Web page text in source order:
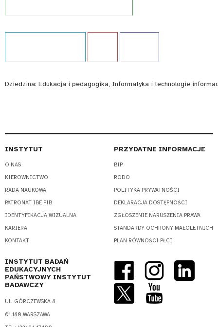
Dziedzina: Edukacja i pedagogika, Informatyka i technologie
INSTYTUT
O NAS
KIEROWNICTWO
RADA NAUKOWA
PATRONAT IBE PIB
IDENTYFIKACJA WIZUALNA
KARIERA
KONTAKT
PRZYDATNE INFORMACJE
BIP
RODO
POLITYKA PRYWATNOŚCI
DEKLARACJA DOSTĘPNOŚCI
ZGŁOSZENIE NARUSZENIA PRAWA
STANDARDY OCHRONY MAŁOLETNICH
PLAN RÓWNOŚCI PŁCI
INSTYTUT BADAŃ
EDUKACYJNYCH
PAŃSTWOWY INSTYTUT
BADAWCZY
UL. GÓRCZEWSKA 8
01-180 WARSZAWA